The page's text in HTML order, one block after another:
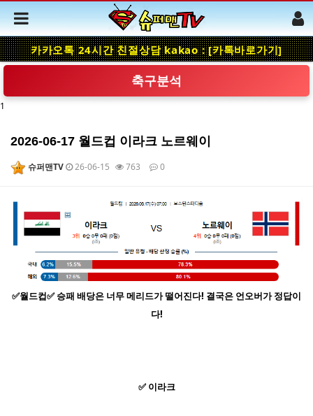
카카오톡 24시간 친절상담 kakao : [카톡바로가기]
축구분석
1
2026-06-17 월드컵 이라크 노르웨이
슈퍼맨TV 26-06-15 763 0
본문
✅월드컵✅ 승패 배당은 너무 메리드가 떨어진다! 결국은 언오버가 정답이
다!
✅ 이라크